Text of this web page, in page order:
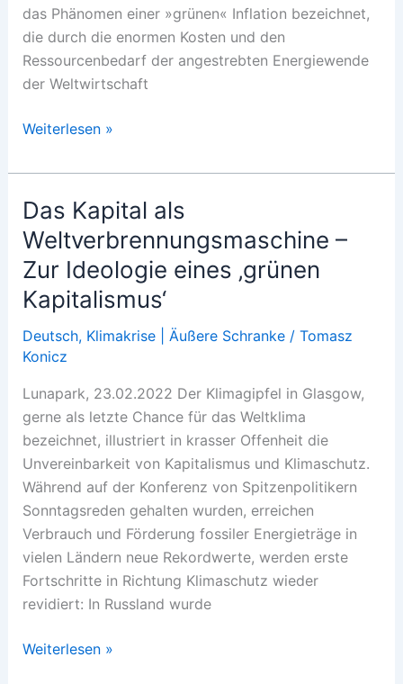
das Phänomen einer »grünen« Inflation bezeichnet,
die durch die enormen Kosten und den
Ressourcenbedarf der angestrebten Energiewende
der Weltwirtschaft
Klimakrise
Inflation
Weiterlesen »
Das Kapital als
Weltverbrennungsmaschine –
Zur Ideologie eines ‚grünen
Kapitalismus‘
Deutsch, Klimakrise | Äußere Schranke/ Tomasz
Konicz
Lunapark, 23.02.2022 Der Klimagipfel in Glasgow,
gerne als letzte Chance für das Weltklima
bezeichnet, illustriert in krasser Offenheit die
Unvereinbarkeit von Kapitalismus und Klimaschutz.
Während auf der Konferenz von Spitzenpolitikern
Sonntagsreden gehalten wurden, erreichen
Verbrauch und Förderung fossiler Energieträge in
vielen Ländern neue Rekordwerte, werden erste
Fortschritte in Richtung Klimaschutz wieder
revidiert: In Russland wurde
Das
Weiterlesen »